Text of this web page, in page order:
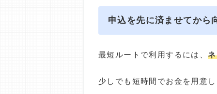
申込を先に済ませてから
最短ルートで利用するには、
少しでも短時間でお金を用意